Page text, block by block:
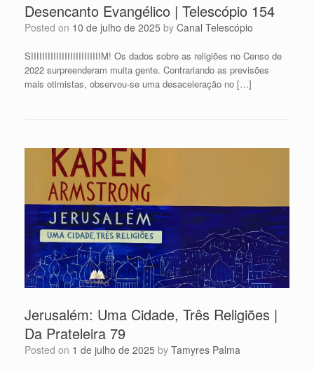
Desencanto Evangélico | Telescópio 154
Posted on 10 de julho de 2025 by Canal Telescópio
SIIIIIIIIIIIIIIIIIIIIIIIIIM! Os dados sobre as religiões no Censo de
2022 surpreenderam muita gente. Contrariando as previsões
mais otimistas, observou-se uma desaceleração no […]
Jerusalém: Uma Cidade, Três Religiões |
Da Prateleira 79
Posted on 1 de julho de 2025 by Tamyres Palma